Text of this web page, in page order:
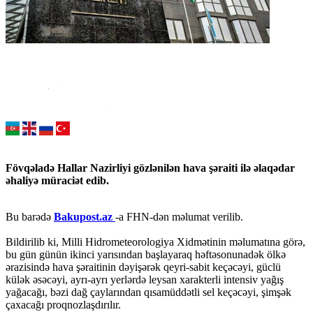
Fövqəladə Hallar Nazirliyi gözlənilən hava şəraiti ilə əlaqədar
əhaliyə müraciət edib.
Bu barədə Bakupost.az -a FHN-dən məlumat verilib.
Bildirilib ki, Milli Hidrometeorologiya Xidmətinin məlumatına görə,
bu gün günün ikinci yarısından başlayaraq həftəsonunadək ölkə
ərazisində hava şəraitinin dəyişərək qeyri-sabit keçəcəyi, güclü
külək əsəcəyi, ayrı-ayrı yerlərdə leysan xarakterli intensiv yağış
yağacağı, bəzi dağ çaylarından qısamüddətli sel keçəcəyi, şimşək
çaxacağı proqnozlaşdırılır.